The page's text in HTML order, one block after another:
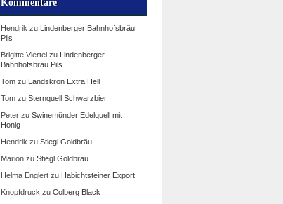
Kommentare
Hendrik zu Lindenberger Bahnhofsbräu
Pils
Brigitte Viertel zu Lindenberger
Bahnhofsbräu Pils
Tom zu Landskron Extra Hell
Tom zuSternquell Schwarzbier
Peter zuSwinemünder Edelquell mit
Honig
Hendrik zuStiegl Goldbräu
Marion zuStiegl Goldbräu
Helma Englert zu Habichtsteiner Export
Knopfdruck zuColberg Black